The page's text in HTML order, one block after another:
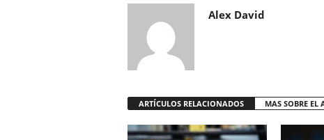
Alex David
ARTÍCULOS RELACIONADOS MAS SOBRE EL